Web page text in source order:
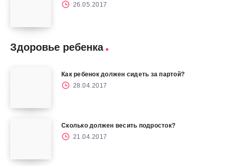
26.05.2017
Здоровье ребенка
Как ребенок должен сидеть за партой?
28.04.2017
Сколько должен весить подросток?
21.04.2017